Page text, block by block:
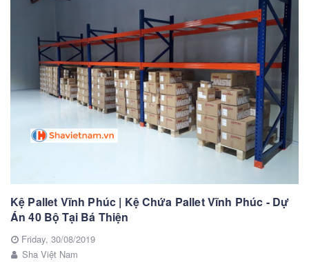
Kệ Pallet Vĩnh Phúc | Kệ Chứa Pallet Vĩnh Phúc - Dự
Án 40 Bộ Tại Bá Thiện
Friday, 30/08/2019
Sha Việt Nam